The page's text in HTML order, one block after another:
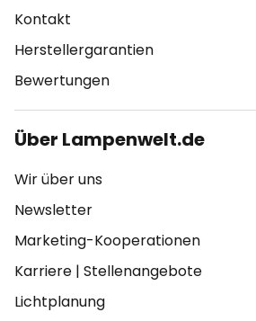
Kontakt
Herstellergarantien
Bewertungen
Über Lampenwelt.de
Wir über uns
Newsletter
Marketing-Kooperationen
Karriere | Stellenangebote
Lichtplanung